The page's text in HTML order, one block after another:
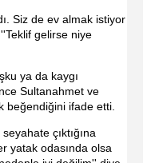
Siz de ev almak istiyor
gelirse niye
ya da kaygı
Sultanahmet ve
beğendiğini ifade etti.
çıktığına
yatak odasında olsa